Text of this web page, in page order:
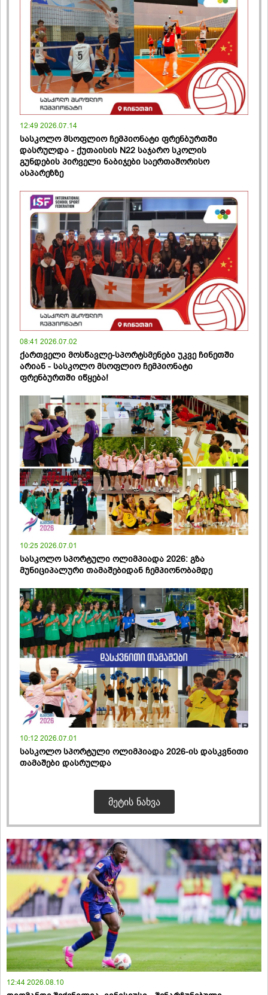
12:49 2026.07.14
სასკოლო მსოფლიო ჩემპიონატი ფრენბურთში
დასრულდა - ქუთაისის N22 საჯარო სკოლის
გუნდების პირველი ნაბიჯები საერთაშორისო
ასპარეზზე
08:41 2026.07.02
ქართველი მოსწავლე-სპორტსმენები უკვე ჩინეთში
არიან - სასკოლო მსოფლიო ჩემპიონატი
ფრენბურთში იწყება!
10:25 2026.07.01
სასკოლო სპორტული ოლიმპიადა 2026: გზა
მუნიციპალური თამაშებიდან ჩემპიონობამდე
10:12 2026.07.01
სასკოლო სპორტული ოლიმპიადა 2026-ის დასკვნითი
თამაშები დასრულდა
ᲛᲔᲢᲘᲡ ᲜᲐᲮᲕᲐ
12:44 2026.08.10